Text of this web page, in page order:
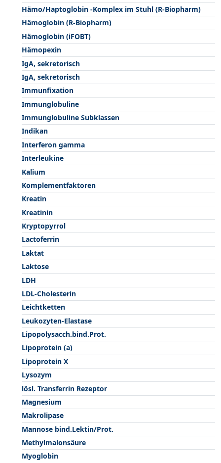
Hämo/Haptoglobin -Komplex im Stuhl (R-Biopharm)
Hämoglobin (R-Biopharm)
Hämoglobin (iFOBT)
Hämopexin
IgA, sekretorisch
IgA, sekretorisch
Immunfixation
Immunglobuline
Immunglobuline Subklassen
Indikan
Interferon gamma
Interleukine
Kalium
Komplementfaktoren
Kreatin
Kreatinin
Kryptopyrrol
Lactoferrin
Laktat
Laktose
LDH
LDL-Cholesterin
Leichtketten
Leukozyten-Elastase
Lipopolysacch.bind.Prot.
Lipoprotein (a)
Lipoprotein X
Lysozym
lösl. Transferrin Rezeptor
Magnesium
Makrolipase
Mannose bind.Lektin/Prot.
Methylmalonsäure
Myoglobin